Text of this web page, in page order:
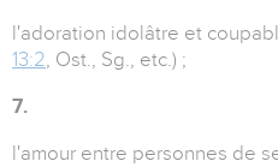
l'adoration idolâtre et
13:2, Ost., Sg., etc.) ;
7.
l'amour entre personnes de